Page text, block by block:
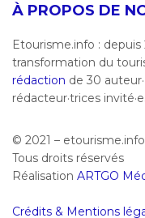
À PROPOS DE
Etourisme.info :
transformation du
rédaction de 30
rédacteur·trices
© 2021 – etourisme.info
Tous droits réservés
Réalisation ARTGO
Crédits & Mentions